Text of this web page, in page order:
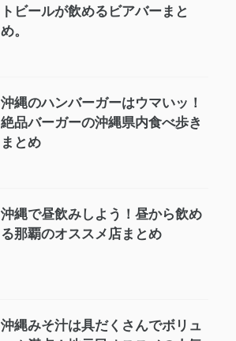
トビールが飲めるビアバーまと
め。
沖縄のハンバーガーはウマいッ！
絶品バーガーの沖縄県内食べ歩き
まとめ
沖縄で昼飲みしよう！昼から飲め
る那覇のオススメ店まとめ
沖縄みそ汁は具だくさんでボリュ